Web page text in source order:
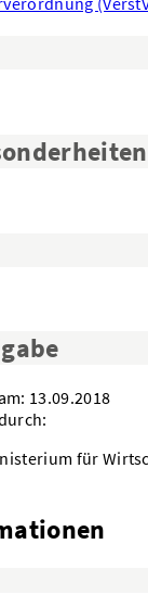
13.09.2018
für